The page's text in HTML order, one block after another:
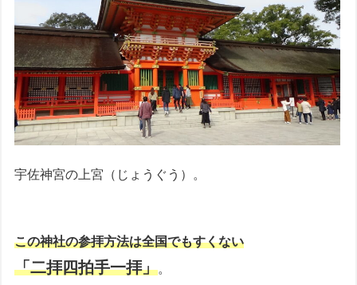
宇佐神宮の上宮（じょうぐう）。
この神社の参拝方法は全国でもすくない
「二拝四拍手一拝」。